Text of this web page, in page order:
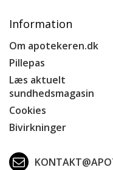
Information
Om apotekeren.dk
Pillepas
Læs aktuelt
sundhedsmagasin
Cookies
Bivirkninger